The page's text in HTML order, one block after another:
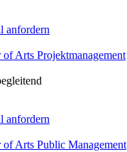
anfordern
Arts Projektmanagement
anfordern
of Arts Public Management